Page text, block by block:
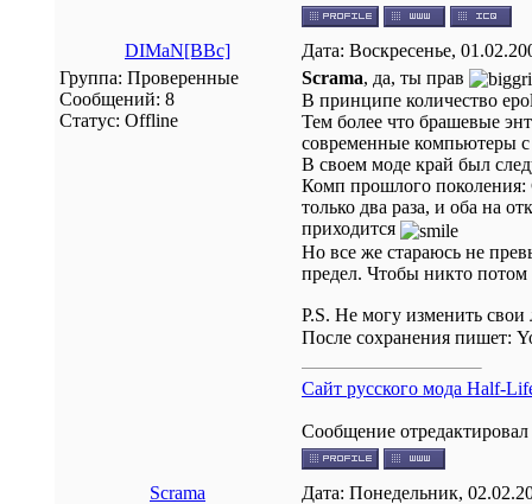
DIMaN[BBc]
Дата: Воскресенье,
Группа: Проверенные
Сообщений: 8
Статус: Offline
Scrama, да, ты прав
В принципе количество
Тем более что брашевые
современные компьютеры с
В своем моде край был
Комп прошлого поколения:
только два раза, и оба на
приходится
Но все же стараюсь не
предел. Чтобы никто потом
P.S. Не могу изменить
После сохранения пишет:
Сайт русского мода Half-
Сообщение отредактировал
Scrama Дата: Понедельник,